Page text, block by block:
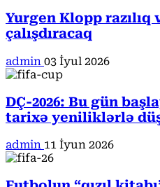
Yurgen Klopp
çalışdıracaq
admin 03 İyul 2026
DÇ-2026: Bu gün
tarixə yeniliklərlə
admin 11 İyun 2026